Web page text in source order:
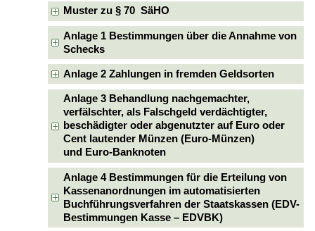
Muster zu § 70 SäHO
Anlage 1 Bestimmungen über die Annahme von
Schecks
Anlage 2 Zahlungen in fremden Geldsorten
Anlage 3 Behandlung nachgemachter,
verfälschter, als Falschgeld verdächtigter,
beschädigter oder abgenutzter auf Euro oder
Cent lautender Münzen (Euro-Münzen)
und Euro-Banknoten
Anlage 4 Bestimmungen für die Erteilung von
Kassenanordnungen im automatisierten
Buchführungsverfahren der Staatskassen (EDV-
Bestimmungen Kasse – EDVBK)